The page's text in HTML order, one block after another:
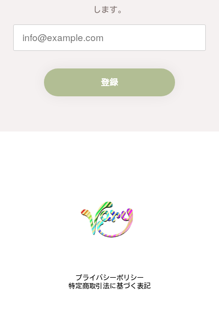
がけて参りますので、何かございました
き続きどうぞよろしくお願い申し上げま
す。
き、誠にありがとうございました。お客
様にご満足いただけたこと、大変嬉しく
思っております。これからも心を込めた
作品をお届けできるよう努めてまいりま
します。
登録
プライバシーポリシー
特定商取引法に基づく表記